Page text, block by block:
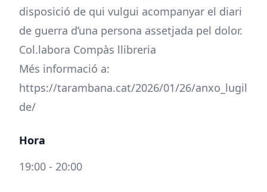
disposició de qui vulgui acompanyar el diari
de guerra d’una persona assetjada pel dolor.
Col.labora Compàs llibreria
Més informació a:
https://tarambana.cat/2026/01/26/anxo_lugil
de/
Hora
19:00 - 20:00